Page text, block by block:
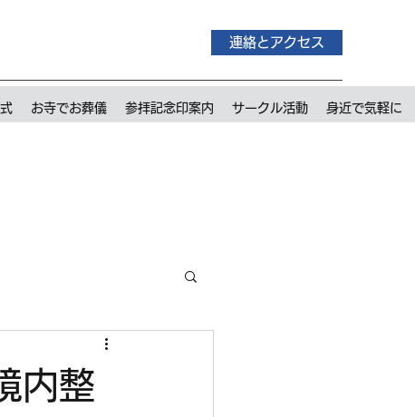
連絡とアクセス
お寺でお葬儀 参拝記念印案内 サークル活動 身近で気軽に
内整